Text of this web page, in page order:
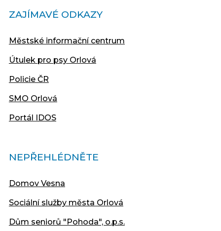
ZAJÍMAVÉ ODKAZY
Městské informační centrum
Útulek pro psy Orlová
Policie ČR
SMO Orlová
Portál IDOS
NEPŘEHLÉDNĚTE
Domov Vesna
Sociální služby města Orlová
Dům seniorů "Pohoda", o.p.s.